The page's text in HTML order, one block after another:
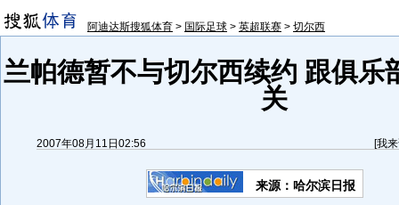
阿迪达斯搜狐体育 > 国际足球 > 英超联赛 > 切尔西
兰帕德暂不与切尔西续约 跟俱乐
关
2007年08月11日02:56 [我
来源：哈尔滨日报